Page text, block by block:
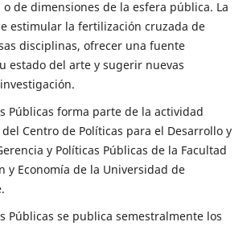
de dimensiones de la esfera pública. La
estimular la fertilización cruzada de
disciplinas, ofrecer una fuente
estado del arte y sugerir nuevas
Públicas forma parte de la actividad
Centro de Políticas para el Desarrollo y
y Políticas Públicas de la Facultad
y Economía de la Universidad de
Públicas se publica semestralmente los